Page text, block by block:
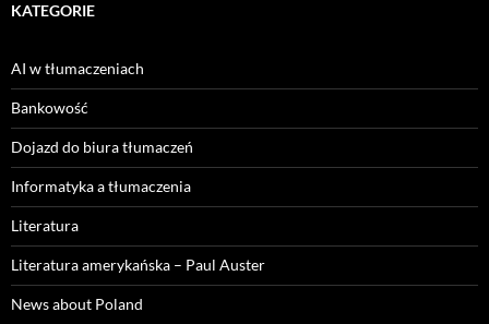
KATEGORIE
AI w tłumaczeniach
Bankowość
Dojazd do biura tłumaczeń
Informatyka a tłumaczenia
Literatura
Literatura amerykańska – Paul Auster
News about Poland